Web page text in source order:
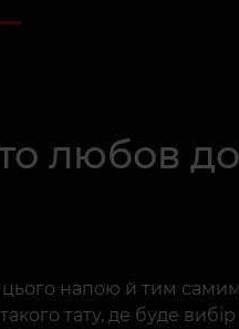
любов
напою й тим
тату, де буде